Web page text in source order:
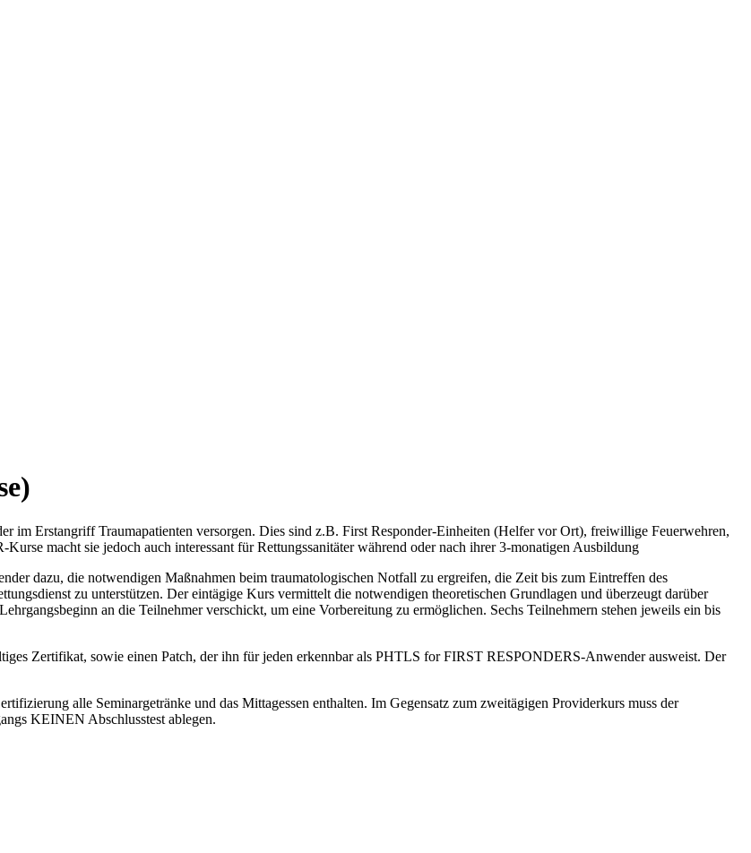
im Erstangriff Traumapatienten versorgen. Dies sind z.B. First Responder-Einheiten (Helfer vor Ort), freiwillige Feuerwehren,
macht sie jedoch auch interessant für Rettungssanitäter während oder nach ihrer 3-monatigen Ausbildung
dazu, die notwendigen Maßnahmen beim traumatologischen Notfall zu ergreifen, die Zeit bis zum Eintreffen des
zu unterstützen. Der eintägige Kurs vermittelt die notwendigen theoretischen Grundlagen und überzeugt darüber
an die Teilnehmer verschickt, um eine Vorbereitung zu ermöglichen. Sechs Teilnehmern stehen jeweils ein bis
Zertifikat, sowie einen Patch, der ihn für jeden erkennbar als PHTLS for FIRST RESPONDERS-Anwender ausweist. Der
alle Seminargetränke und das Mittagessen enthalten. Im Gegensatz zum zweitägigen Providerkurs muss der
KEINEN Abschlusstest ablegen.